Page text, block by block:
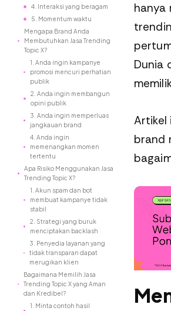
4. Interaksi yang beragam
5. Momentum waktu
Mengapa Brand Anda
Membutuhkan Jasa Trending
Topic X?
1. Anda ingin kampanye
promosi mencuri perhatian
publik
2. Anda ingin membangun
opini publik
3. Anda ingin memperluas
jangkauan brand
4. Anda ingin
memenangkan momen
tertentu
Apa Risiko Menggunakan Jasa
Trending Topic X?
1. Akun spam dan bot
membuat kampanye tidak
stabil
2. Strategi yang buruk
menciptakan backlash
3. Penyedia layanan yang
tidak transparan dapat
merugikan klien
Bagaimana Memilih Jasa
Trending Topic X yang Aman
dan Kredibel?
1. Minta contoh hasil
hanya
Dunia
Artikel
brand